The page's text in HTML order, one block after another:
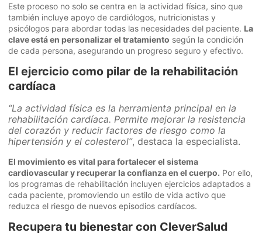
Este proceso no solo se centra en la actividad física, sino que
también incluye apoyo de cardiólogos, nutricionistas y
psicólogos para abordar todas las necesidades del paciente. La
clave está en personalizar el tratamiento según la condición
de cada persona, asegurando un progreso seguro y efectivo.
El ejercicio como pilar de la rehabilitación
cardíaca
“La actividad física es la herramienta principal en la
rehabilitación cardíaca. Permite mejorar la resistencia
del corazón y reducir factores de riesgo como la
hipertensión y el colesterol”, destaca la especialista.
El movimiento es vital para fortalecer el sistema
cardiovascular y recuperar la confianza en el cuerpo. Por ello,
los programas de rehabilitación incluyen ejercicios adaptados a
cada paciente, promoviendo un estilo de vida activo que
reduzca el riesgo de nuevos episodios cardíacos.
Recupera tu bienestar con CleverSalud